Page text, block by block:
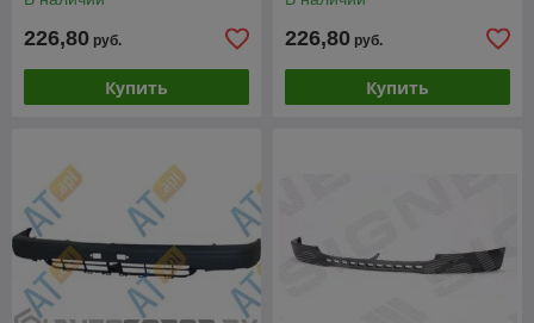
226,80 руб.
Купить
226,80 руб.
Купить